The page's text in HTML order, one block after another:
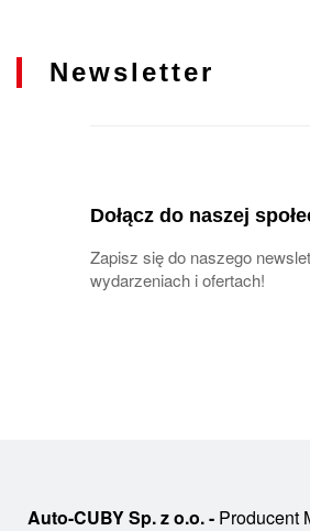
Newsletter
Dołącz do naszej
Zapisz się do naszego
wydarzeniach i ofertach!
Auto-CUBY Sp. z o.o. - Producent